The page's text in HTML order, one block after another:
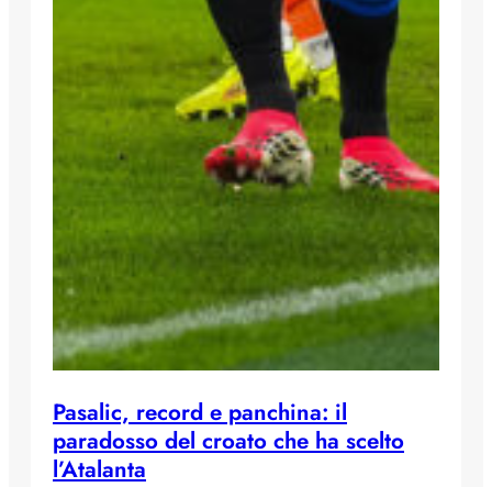
Pasalic, record e panchina: il
paradosso del croato che ha scelto
l’Atalanta